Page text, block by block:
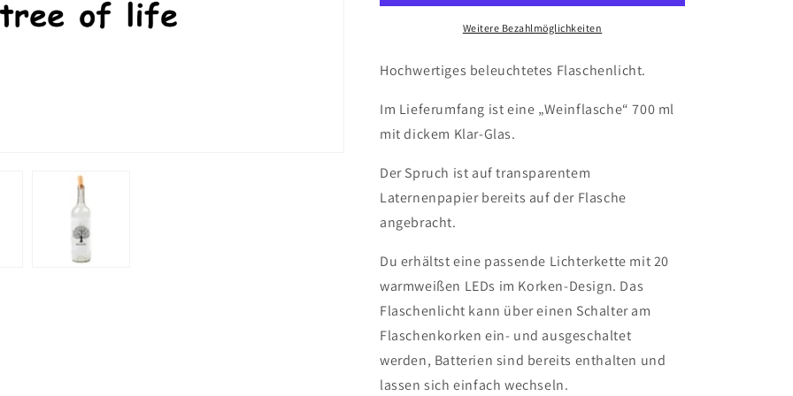
Lebensbaum
Lichterkette
einer
Glasflasche
Lebensbaum
-
Lichterkette
einer
Glasflasche
Weitere Bezahlmöglichkeiten
Hochwertiges beleuchtetes Flaschenlicht.
Im Lieferumfang ist eine „Weinflasche“ 700 ml
mit dickem Klar-Glas.
Der Spruch ist auf transparentem
Laternenpapier bereits auf der Flasche
angebracht.
Du erhältst eine passende Lichterkette mit 20
warmweißen LEDs im Korken-Design. Das
Flaschenlicht kann über einen Schalter am
Flaschenkorken ein- und ausgeschaltet
werden, Batterien sind bereits enthalten und
lassen sich einfach wechseln.